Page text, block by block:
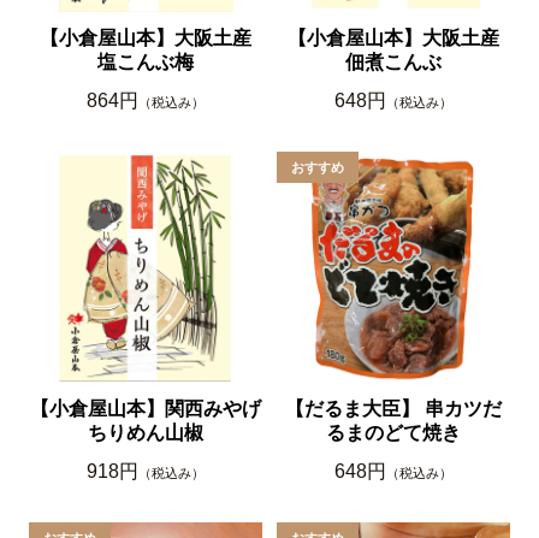
【小倉屋山本】大阪土産
塩こんぶ梅
864円
（税込み）
【小倉屋山本】大阪土産
佃煮こんぶ
648円
（税込み）
【小倉屋山本】関西みやげ
ちりめん山椒
918円
（税込み）
【だるま大臣】 串カツだ
るまのどて焼き
648円
（税込み）